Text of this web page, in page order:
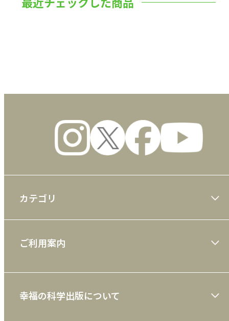
カテゴリ
雑誌
ご利用案内
利用規約
幸福の科学出版について